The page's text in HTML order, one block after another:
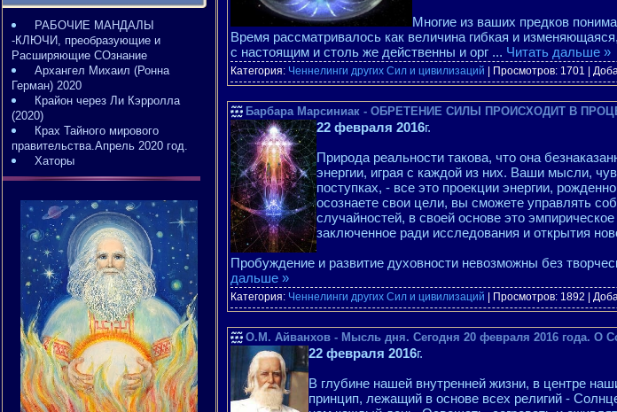
РАБОЧИЕ МАНДАЛЫ
-КЛЮЧИ, преобразующие и
Расширяющие СОзнание
Архангел Михаил (Ронна
Герман) 2020
Крайон через Ли Кэрролла
(2020)
Крах Тайного мирового
правительства.Апрель 2020 год.
Хаторы
Многие из ваших предков
Время рассматривалось как величина гибкая и
с настоящим и столь же действенны и орг ... Читать дальше »
Категория: Ченнелинги других Сил и цивилизаций | Просмотров: 1701 |
Барбара Марсиниак - ОБРЕТЕНИЕ СИЛЫ ПРОИСХОДИТ В
22 февраля 2016г.
Природа реальности такова, что она
энергии, играя с каждой из них. Ваши мысли,
поступках, - все это проекции энергии,
осознаете свои цели, вы сможете управлять
случайностей, в своей основе это
заключенное ради исследования и открытия
Пробуждение и развитие духовности невозможны без
дальше »
Категория: Ченнелинги других Сил и цивилизаций | Просмотров: 1892 |
О.М. Айванхов - Мысль дня. Сегодня 20 февраля 2016 года. О
22 февраля 2016г.
В глубине нашей внутренней жизни, в центре
принцип, лежащий в основе всех религий -